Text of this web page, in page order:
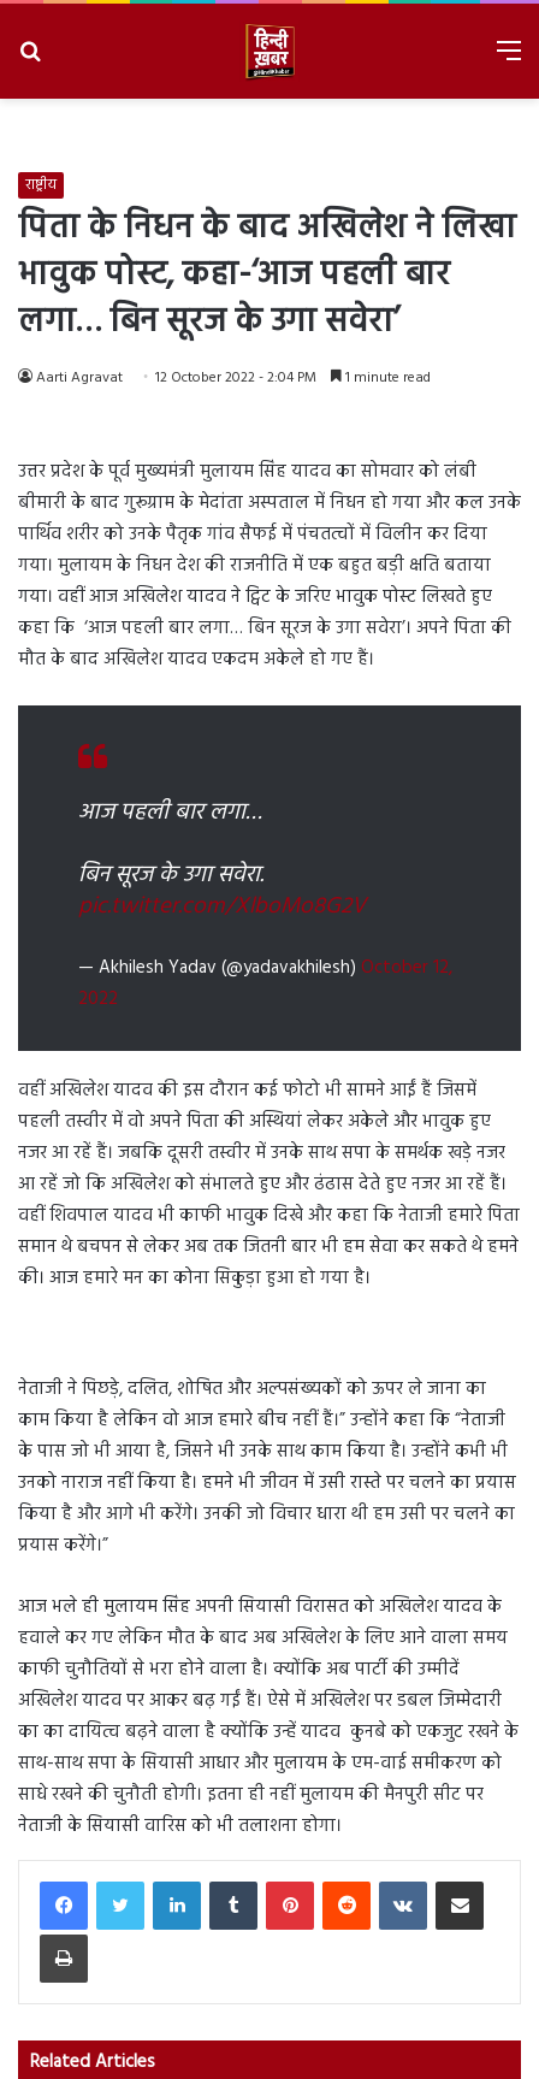
राष्ट्रीय
पिता के निधन के बाद अखिलेश ने लिखा
भावुक पोस्ट, कहा-‘आज पहली बार
लगा… बिन सूरज के उगा सवेरा’
Aarti Agravat 12 October 2022 - 2:04 PM 1 minute read
उत्तर प्रदेश के पूर्व मुख्यमंत्री मुलायम सिंह यादव का सोमवार को लंबी
बीमारी के बाद गुरूग्राम के मेदांता अस्पताल में निधन हो गया और कल उनके
पार्थिव शरीर को उनके पैतृक गांव सैफई में पंचतत्वों में विलीन कर दिया
गया। मुलायम के निधन देश की राजनीति में एक बहुत बड़ी क्षति बताया
गया। वहीं आज अखिलेश यादव ने ट्विट के जरिए भावुक पोस्ट लिखते हुए
कहा कि ‘आज पहली बार लगा… बिन सूरज के उगा सवेरा’। अपने पिता की
मौत के बाद अखिलेश यादव एकदम अकेले हो गए हैं।
आज पहली बार लगा…
बिन सूरज के उगा सवेरा.
pic.twitter.com/XlboMo8G2V
— Akhilesh Yadav (@yadavakhilesh) October 12,
2022
वहीं अखिलेश यादव की इस दौरान कई फोटो भी सामने आईं हैं जिसमें
पहली तस्वीर में वो अपने पिता की अस्थियां लेकर अकेले और भावुक हुए
नजर आ रहें हैं। जबकि दूसरी तस्वीर में उनके साथ सपा के समर्थक खड़े नजर
आ रहें जो कि अखिलेश को संभालते हुए और ढंढास देते हुए नजर आ रहें हैं।
वहीं शिवपाल यादव भी काफी भावुक दिखे और कहा कि नेताजी हमारे पिता
समान थे बचपन से लेकर अब तक जितनी बार भी हम सेवा कर सकते थे हमने
की। आज हमारे मन का कोना सिकुड़ा हुआ हो गया है।
नेताजी ने पिछड़े, दलित, शोषित और अल्पसंख्यकों को ऊपर ले जाना का
काम किया है लेकिन वो आज हमारे बीच नहीं हैं।” उन्होंने कहा कि “नेताजी
के पास जो भी आया है, जिसने भी उनके साथ काम किया है। उन्होंने कभी भी
उनको नाराज नहीं किया है। हमने भी जीवन में उसी रास्ते पर चलने का प्रयास
किया है और आगे भी करेंगे। उनकी जो विचार धारा थी हम उसी पर चलने का
प्रयास करेंगे।”
आज भले ही मुलायम सिंह अपनी सियासी विरासत को अखिलेश यादव के
हवाले कर गए लेकिन मौत के बाद अब अखिलेश के लिए आने वाला समय
काफी चुनौतियों से भरा होने वाला है। क्योंकि अब पार्टी की उम्मीदें
अखिलेश यादव पर आकर बढ़ गईं हैं। ऐसे में अखिलेश पर डबल जिम्मेदारी
का का दायित्व बढ़ने वाला है क्योंकि उन्हें यादव कुनबे को एकजुट रखने के
साथ-साथ सपा के सियासी आधार और मुलायम के एम-वाई समीकरण को
साधे रखने की चुनौती होगी। इतना ही नहीं मुलायम की मैनपुरी सीट पर
नेताजी के सियासी वारिस को भी तलाशना होगा।
LinkedInTumblr PinterestReddit VKontakteShare via Email
Print
Related Articles